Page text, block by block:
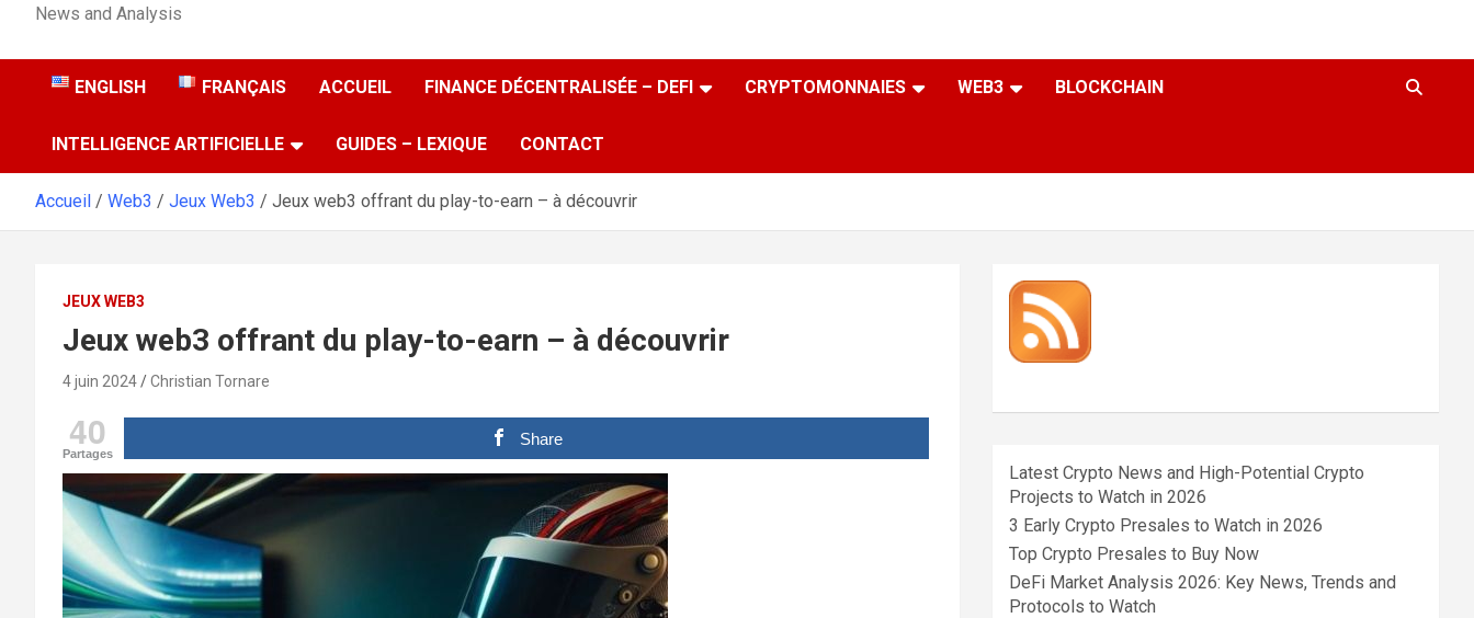
News and Analysis
ENGLISH FRANÇAIS ACCUEIL FINANCE DÉCENTRALISÉE – DEFI CRYPTOMONNAIES WEB3 BLOCKCHAIN
INTELLIGENCE ARTIFICIELLE GUIDES – LEXIQUE CONTACT
Accueil Web3 Jeux Web3 Jeux web3 offrant du play-to-earn – à découvrir
JEUX WEB3
Jeux web3 offrant du play-to-earn – à découvrir
4 juin 2024 Christian Tornare
40
Partages
Share
Latest Crypto News and High-Potential Crypto
Projects to Watch in 2026
3 Early Crypto Presales to Watch in 2026
Top Crypto Presales to Buy Now
DeFi Market Analysis 2026: Key News, Trends and
Protocols to Watch